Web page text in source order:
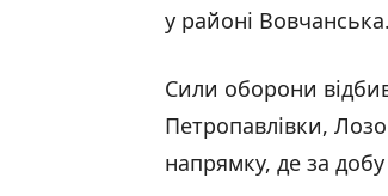
у районі Вовчанська.
Сили оборони
Петропавлівки,
напрямку, де за добу